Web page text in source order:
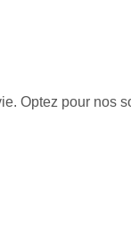
Optez pour nos